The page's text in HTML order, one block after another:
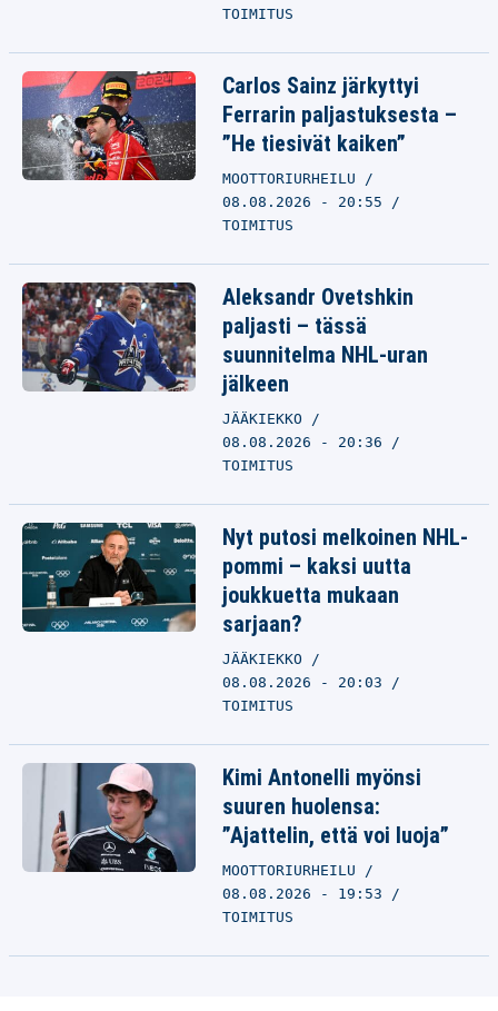
TOIMITUS
Carlos Sainz järkyttyi
Ferrarin paljastuksesta –
”He tiesivät kaiken”
MOOTTORIURHEILU
08.08.2026 - 20:55
TOIMITUS
Aleksandr Ovetshkin
paljasti – tässä
suunnitelma NHL-uran
jälkeen
JÄÄKIEKKO
08.08.2026 - 20:36
TOIMITUS
Nyt putosi melkoinen NHL-
pommi – kaksi uutta
joukkuetta mukaan
sarjaan?
JÄÄKIEKKO
08.08.2026 - 20:03
TOIMITUS
Kimi Antonelli myönsi
suuren huolensa:
”Ajattelin, että voi luoja”
MOOTTORIURHEILU
08.08.2026 - 19:53
TOIMITUS